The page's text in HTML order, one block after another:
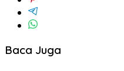
Baca Juga